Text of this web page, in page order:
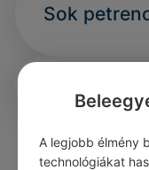
Sok
A legjobb élmény
technológiákat